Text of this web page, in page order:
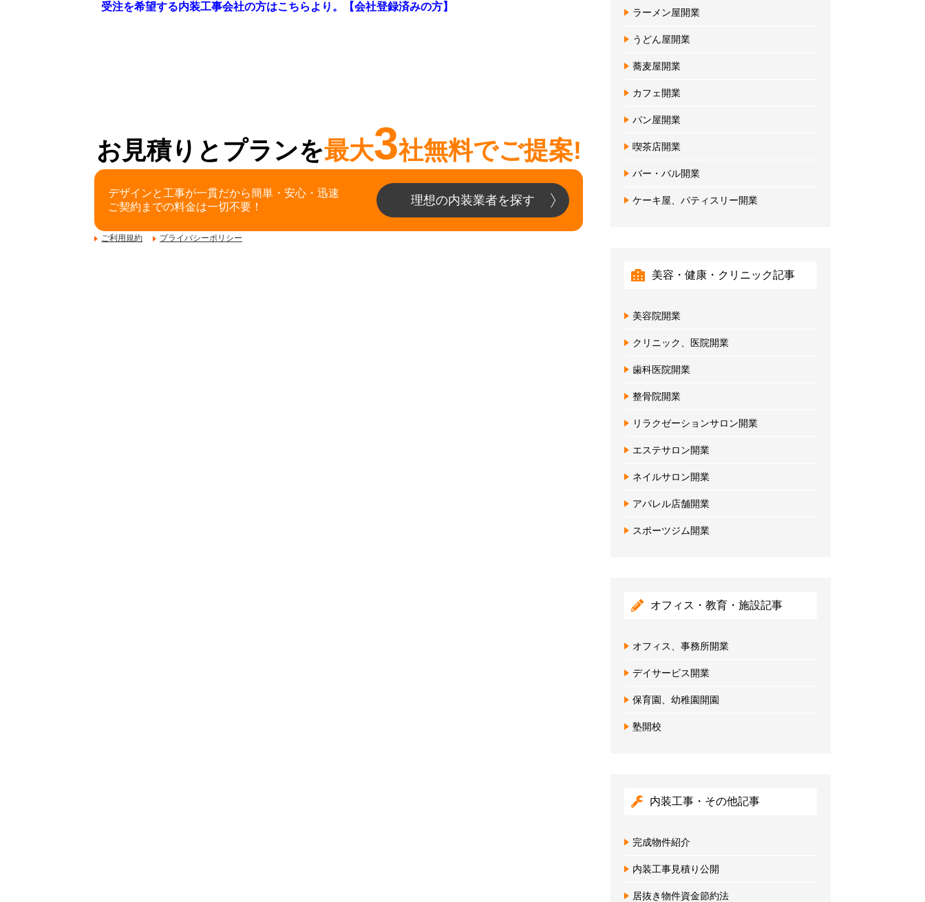
受注を希望する内装工事会社の方はこちらより。 【会社登録済みの方】
お見積りとプランを最大3社無料でご提案!
デザインと工事が一貫だから簡単・安心・迅速
ご契約までの料金は一切不要！
理想の内装業者を探す
ご利用規約 プライバシーポリシー
ラーメン屋開業
うどん屋開業
蕎麦屋開業
カフェ開業
パン屋開業
喫茶店開業
バー・バル開業
ケーキ屋、パティスリー開業
美容・健康・クリニック記事
美容院開業
クリニック、医院開業
歯科医院開業
整骨院開業
リラクゼーションサロン開業
エステサロン開業
ネイルサロン開業
アパレル店舗開業
スポーツジム開業
オフィス・教育・施設記事
オフィス、事務所開業
デイサービス開業
保育園、幼稚園開園
塾開校
内装工事・その他記事
完成物件紹介
内装工事見積り公開
居抜き物件資金節約法